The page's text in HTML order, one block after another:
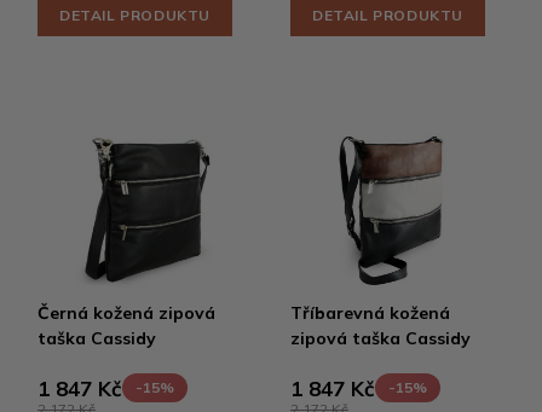
DETAIL PRODUKTU
DETAIL PRODUKTU
Černá kožená zipová
taška Cassidy
1 847 Kč
-15%
Tříbarevná kožená
zipová taška Cassidy
1 847 Kč
-15%